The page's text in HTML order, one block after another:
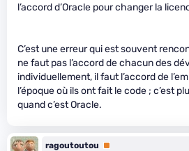
l’accord d’Oracle pour changer la
C’est une erreur qui est souvent
ne faut pas l’accord de chacun des
individuellement, il faut l’accord de
l’époque où ils ont fait le code ; c’est
quand c’est Oracle.
ragoutoutou
Premium